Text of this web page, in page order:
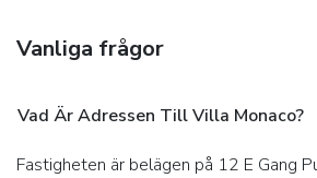
Local cuisine breakfasts are available
to 11:00 AM for a fee.
and a safe deposit box at the front
shuttle is provided for a surcharge
free self parking is available onsite.
Vanliga frågor
Vad Är Adressen Till Villa Monaco?
Fastigheten är belägen på 12 E Gang